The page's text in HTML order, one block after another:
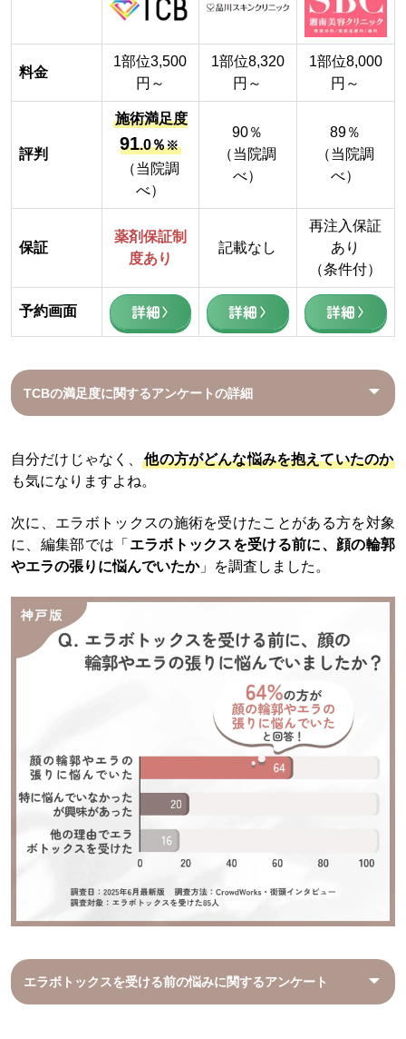
料金
1部位3,500
円～
1部位8,320
円～
1部位8,000
円～
評判
施術満足度
91.0％※
（当院調
べ）
90％
（当院調
べ）
89％
（当院調
べ）
保証
薬剤保証制
度あり
記載なし
再注入保証
あり
（条件付）
予約画面 詳細 詳細 詳細
TCBの満足度に関するアンケートの詳細
自分だけじゃなく、他の方がどんな悩みを抱えていたのか
も気になりますよね。
次に、エラボトックスの施術を受けたことがある方を対象
に、編集部では「 エラボトックスを受ける前に、顔の輪郭
やエラの張りに悩んでいたか」を調査しました。
エラボトックスを受ける前の悩みに関するアンケート